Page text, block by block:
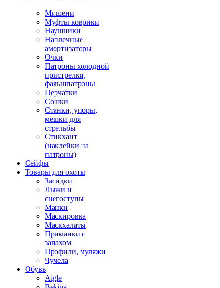
Мишени
Муфты коврики
Наушники
Наплечные
амортизаторы
Очки
Патроны холодной
пристрелки,
фальшпатроны
Перчатки
Сошки
Станки, упоры,
мешки для
стрельбы
Стикхант
(наклейки на
патроны)
Сейфы
Товары для охоты
Засидки
Лыжи и
снегоступы
Манки
Маскировка
Маскхалаты
Приманки с
запахом
Профили, муляжи
Чучела
Обувь
Aigle